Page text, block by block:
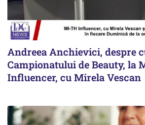
Andreea Anchievici, despre
Campionatului de Beauty, la
Influencer, cu Mirela Vescan